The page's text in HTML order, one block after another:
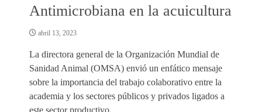
Antimicrobiana en la acuicultura
abril 13, 2023
La directora general de la Organización Mundial de
Sanidad Animal (OMSA) envió un enfático mensaje
sobre la importancia del trabajo colaborativo entre la
academia y los sectores públicos y privados ligados a
este sector productivo.